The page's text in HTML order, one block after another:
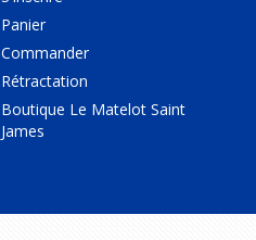
Panier
Commander
Rétractation
Boutique Le Matelot Saint
James